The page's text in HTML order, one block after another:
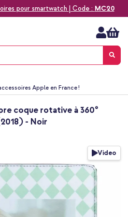
pour smartwatch | Code : MC20
Apple en France !
coque rotative à 360°
- Noir
Video